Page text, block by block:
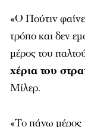
«Ο Πούτιν
τρόπο και δεν
μέρος του
χέρια του
Μίλερ.
«Το πάνω μέρος